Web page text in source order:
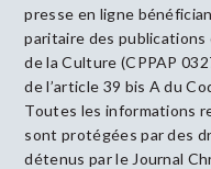
presse en ligne
paritaire des
de la Culture (CPPAP
de l’article 39 bis A du
Toutes les informations
sont protégées par des
détenus par le Journal